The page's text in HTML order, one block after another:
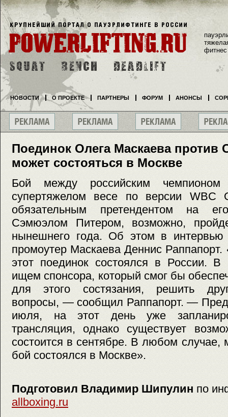
Поединок Олега Маскаева против
может состояться в Москве
Бой между российским
супертяжелом весе по версии
обязательным претендентом на
Сэмюэлом Питером, возможно,
нынешнего года. Об этом в
промоутер Маскаева Деннис
этот поединок состоялся в России.
ищем спонсора, который смог бы
для этого состязания, решить
вопросы, — сообщил Раппапорт. —
июля, на этот день уже
трансляция, однако существует
состоится в сентябре. В любом случае,
бой состоялся в Москве».
Подготовил Владимир Шипулин по
allboxing.ru
фитнес
НОВОСТИ О ПРОЕКТЕ ПАРТНЕРЫ ФОРУМ АНОНСЫ